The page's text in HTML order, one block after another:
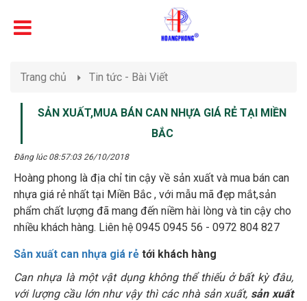
Trang chủ Tin tức - Bài Viết
SẢN XUẤT,MUA BÁN CAN NHỰA GIÁ RẺ TẠI MIỀN
BẮC
Đăng lúc 08:57:03 26/10/2018
Hoàng phong là địa chỉ tin cậy về sản xuất và mua bán can
nhựa giá rẻ nhất tại Miền Bắc , với mẫu mã đẹp mắt,sản
phẩm chất lượng đã mang đến niềm hài lòng và tin cậy cho
nhiều khách hàng. Liên hệ 0945 0945 56 - 0972 804 827
Sản xuất can nhựa giá rẻ tới khách hàng
Can nhựa là một vật dụng không thể thiếu ở bất kỳ đâu,
với lượng cầu lớn như vậy thì các nhà sản xuất, sản xuất